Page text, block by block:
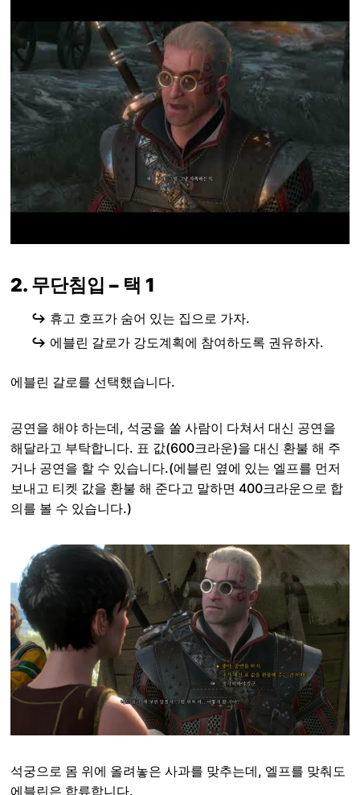
2. 무단침입 – 택 1
↪️ 휴고 호프가 숨어 있는 집으로 가자.
↪️ 에블린 갈로가 강도계획에 참여하도록 권유하자.
에블린 갈로를 선택했습니다.
공연을 해야 하는데, 석궁을 쏠 사람이 다쳐서 대신 공연을
해달라고 부탁합니다. 표 값(600크라운)을 대신 환불 해 주
거나 공연을 할 수 있습니다.(에블린 옆에 있는 엘프를 먼저
보내고 티켓 값을 환불 해 준다고 말하면 400크라운으로 합
의를 볼 수 있습니다.)
석궁으로 몸 위에 올려놓은 사과를 맞추는데, 엘프를 맞춰도
에블린은 합류합니다.